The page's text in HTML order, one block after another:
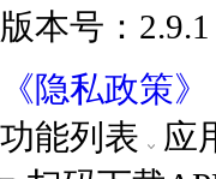
版本号：2.9.1
《隐私政策》
功能列表
应